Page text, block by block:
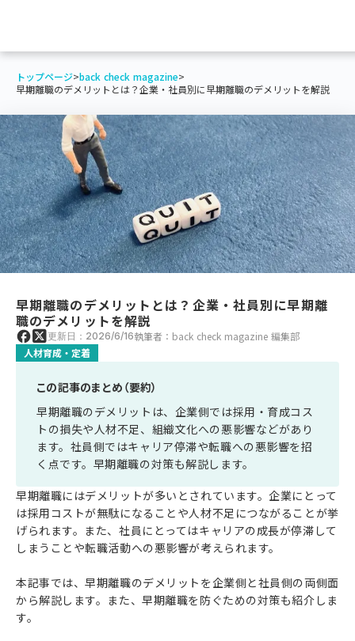
トップページ>back check magazine>
早期離職のデメリットとは？企業・社員別に早期離職のデメリットを解説
早期離職のデメリットとは？企業・社員別に早期離
職のデメリットを解説
更新日：2026/6/16執筆者：back check magazine 編集部
人材育成・定着
この記事のまとめ（要約）
早期離職のデメリットは、企業側では採用・育成コス
トの損失や人材不足、組織文化への悪影響などがあり
ます。社員側ではキャリア停滞や転職への悪影響を招
く点です。早期離職の対策も解説します。
早期離職にはデメリットが多いとされています。企業にとって
は採用コストが無駄になることや人材不足につながることが挙
げられます。また、社員にとってはキャリアの成長が停滞して
しまうことや転職活動への悪影響が考えられます。
本記事では、早期離職のデメリットを企業側と社員側の両側面
から解説します。また、早期離職を防ぐための対策も紹介しま
す。